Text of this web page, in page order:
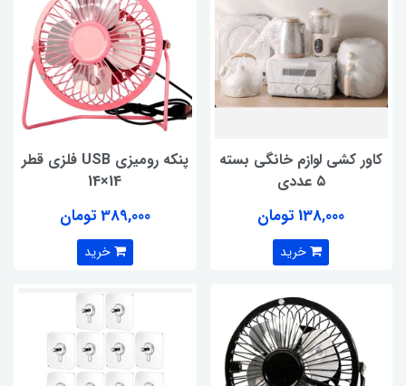
کاور کشی لوازم خانگی بسته
۵ عددی
138,000 تومان
خرید
پنکه رومیزی USB فلزی قطر
14×14
389,000 تومان
خرید